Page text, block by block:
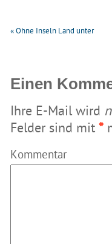
«Ohne Inseln Land unter
Einen
Ihre E-Mail wird
Felder sind mit *
Kommentar